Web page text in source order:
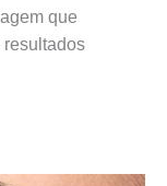
que
resultados